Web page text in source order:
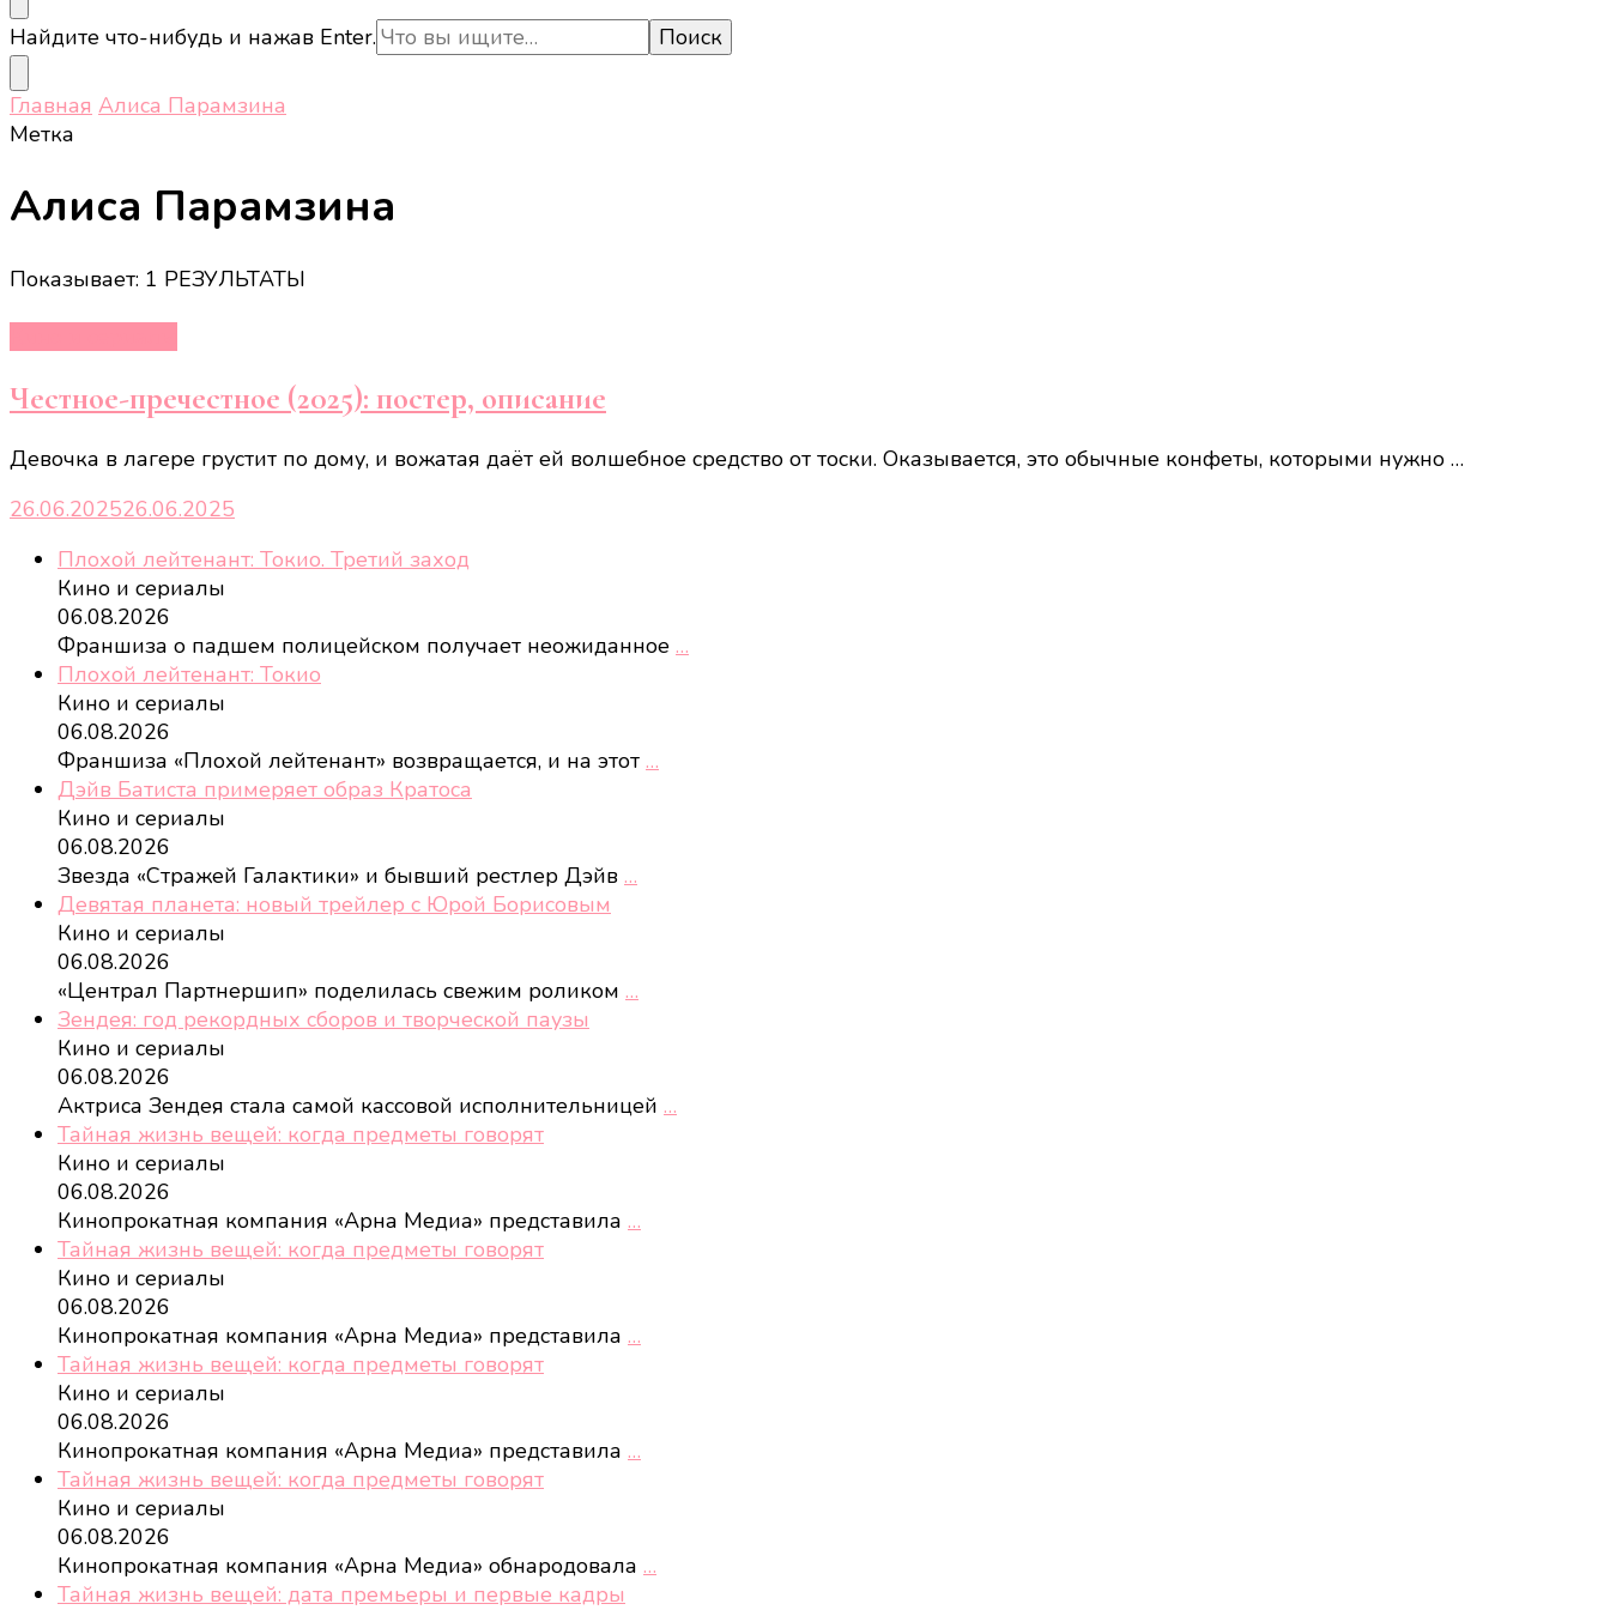
Ищите
что-
то?
Найдите что-нибудь и нажав Enter.
Главная Алиса Парамзина
Метка
Алиса Парамзина
Показывает: 1 РЕЗУЛЬТАТЫ
Честное-пречестное (2025): постер, описание
Девочка в лагере грустит по дому, и вожатая даёт ей волшебное средство от тоски. Оказывается, это обычные конфеты, которыми нужно …
26.06.202526.06.2025
Плохой лейтенант: Токио. Третий заход
Кино и сериалы
06.08.2026
Франшиза о падшем полицейском получает неожиданное …
Плохой лейтенант: Токио
Кино и сериалы
06.08.2026
Франшиза «Плохой лейтенант» возвращается, и на этот …
Дэйв Батиста примеряет образ Кратоса
Кино и сериалы
06.08.2026
Звезда «Стражей Галактики» и бывший рестлер Дэйв …
Девятая планета: новый трейлер с Юрой Борисовым
Кино и сериалы
06.08.2026
«Централ Партнершип» поделилась свежим роликом …
Зендея: год рекордных сборов и творческой паузы
Кино и сериалы
06.08.2026
Актриса Зендея стала самой кассовой исполнительницей …
Тайная жизнь вещей: когда предметы говорят
Кино и сериалы
06.08.2026
Кинопрокатная компания «Арна Медиа» представила …
Тайная жизнь вещей: когда предметы говорят
Кино и сериалы
06.08.2026
Кинопрокатная компания «Арна Медиа» представила …
Тайная жизнь вещей: когда предметы говорят
Кино и сериалы
06.08.2026
Кинопрокатная компания «Арна Медиа» представила …
Тайная жизнь вещей: когда предметы говорят
Кино и сериалы
06.08.2026
Кинопрокатная компания «Арна Медиа» обнародовала …
Тайная жизнь вещей: дата премьеры и первые кадры